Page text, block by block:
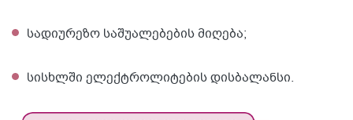
სადიურეზო საშუალებების მიღება;
სისხლში ელექტროლიტების დისბალანსი.